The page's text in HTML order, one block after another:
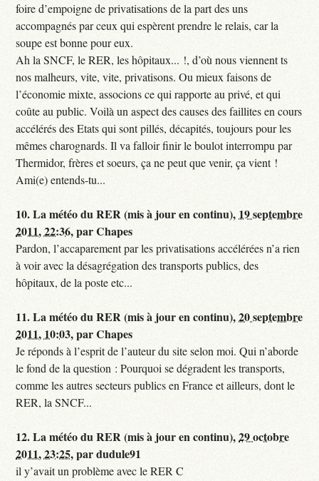
foire d’empoigne de privatisations de la part des uns
accompagnés par ceux qui espèrent prendre le relais, car la
soupe est bonne pour eux.
Ah la SNCF, le RER, les hôpitaux... !, d’où nous viennent ts
nos malheurs, vite, vite, privatisons. Ou mieux faisons de
l’économie mixte, associons ce qui rapporte au privé, et qui
coûte au public. Voilà un aspect des causes des faillites en cours
accélérés des Etats qui sont pillés, décapités, toujours pour les
mêmes charognards. Il va falloir finir le boulot interrompu par
Thermidor, frères et soeurs, ça ne peut que venir, ça vient !
Ami(e) entends-tu...
10.La météo du RER (mis à jour en continu), 19 septembre
2011, 22:36,parChapes
Pardon, l’accaparement par les privatisations accélérées n’a rien
à voir avec la désagrégation des transports publics, des
hôpitaux, de la poste etc...
11.La météo du RER (mis à jour en continu),20 septembre
2011, 10:03,parChapes
Je réponds à l’esprit de l’auteur du site selon moi. Qui n’aborde
le fond de la question : Pourquoi se dégradent les transports,
comme les autres secteurs publics en France et ailleurs, dont le
RER, la SNCF...
12.La météo du RER (mis à jour en continu),29 octobre
2011, 23:25,pardudule91
il y’avait un problème avec le RER C